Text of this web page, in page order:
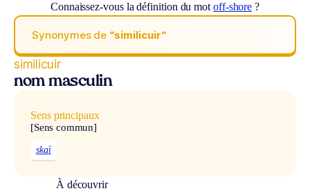
Connaissez-vous la définition du mot off-shore ?
Synonymes de “similicuir“
similicuir
nom masculin
Sens principaux
[Sens commun]
skaï
À découvrir